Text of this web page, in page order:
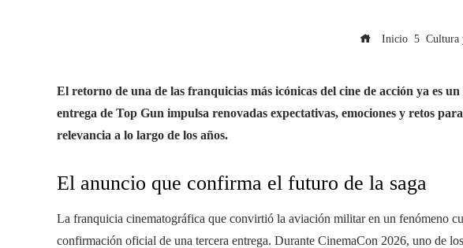
Inicio Cultura
El retorno de una de las franquicias más icónicas del cine de acción ya es
entrega de Top Gun impulsa renovadas expectativas, emociones y retos
relevancia a lo largo de los años.
El anuncio que confirma el futuro de la saga
La franquicia cinematográfica que convirtió la aviación militar en un fenómeno
confirmación oficial de una tercera entrega. Durante CinemaCon 2026, uno de